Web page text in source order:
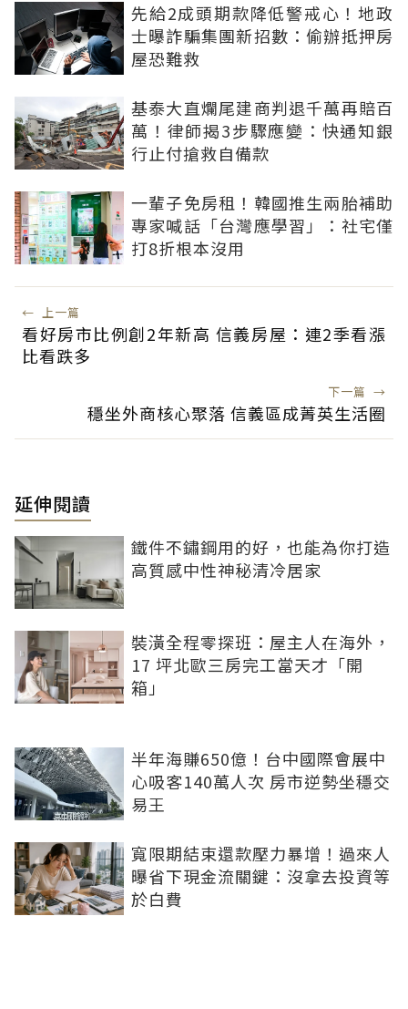
先給2成頭期款降低警戒心！地政
士曝詐騙集團新招數：偷辦抵押房
屋恐難救
基泰大直爛尾建商判退千萬再賠百
萬！律師揭3步驟應變：快通知銀
行止付搶救自備款
一輩子免房租！韓國推生兩胎補助
專家喊話「台灣應學習」：社宅僅
打8折根本沒用
← 上一篇
看好房市比例創2年新高 信義房屋：連2季看漲
比看跌多
下一篇 →
穩坐外商核心聚落 信義區成菁英生活圈
延伸閱讀
鐵件不鏽鋼用的好，也能為你打造
高質感中性神秘清冷居家
裝潢全程零探班：屋主人在海外，
17 坪北歐三房完工當天才「開
箱」
半年海賺650億！台中國際會展中
心吸客140萬人次 房市逆勢坐穩交
易王
寬限期結束還款壓力暴增！過來人
曝省下現金流關鍵：沒拿去投資等
於白費